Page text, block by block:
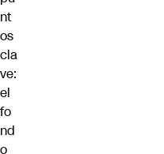
nt
os
cla
ve:
el
fo
nd
o